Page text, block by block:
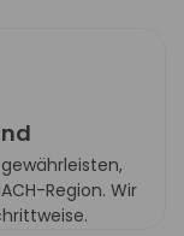
Region. Wir